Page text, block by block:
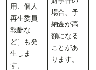
用、個人
再生委員
報酬な
ど）も発
生しま
す。
場合、予
納金が高
額になる
ことがあ
ります。